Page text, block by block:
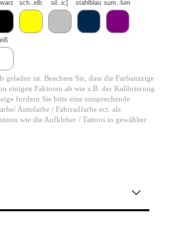
sch..elb sil..ic] stahlblau sum..lum
ist. Beachten Sie, dass die Farbanzeige
einigen Faktoren ab wie z.B. der Kalibrierung
fordern Sie bitte eine entsprechende
Autofarbe / Fahrradfarbe ect. als
wie die Aufkleber / Tattoos in gewählter